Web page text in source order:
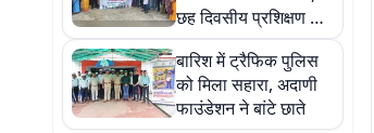
छह दिवसीय प्रशिक्षण का
समापन
बारिश में ट्रैफिक पुलिस
को मिला सहारा, अदाणी
फाउंडेशन ने बांटे छाते